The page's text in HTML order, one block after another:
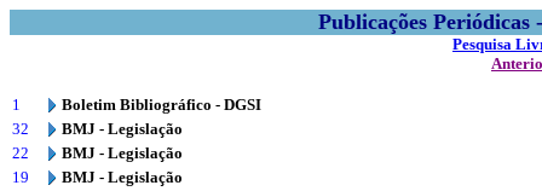
Publicações
Pesquisa
1
Boletim Bibliográfico - DGSI
32
BMJ - Legislação
22
BMJ - Legislação
19
BMJ - Legislação